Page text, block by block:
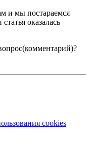
и мы постараемся
оказалась
cookies